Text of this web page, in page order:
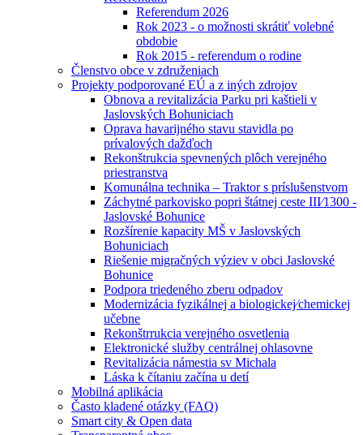
Referendum 2026
Rok 2023 - o možnosti skrátiť volebné
obdobie
Rok 2015 - referendum o rodine
Členstvo obce v združeniach
Projekty podporované EÚ a z iných zdrojov
Obnova a revitalizácia Parku pri kaštieli v
Jaslovských Bohuniciach
Oprava havarijného stavu stavidla po
prívalových dažďoch
Rekonštrukcia spevnených plôch verejného
priestranstva
Komunálna technika – Traktor s príslušenstvom
Záchytné parkovisko popri štátnej ceste III⁄1300 -
Jaslovské Bohunice
Rozšírenie kapacity MŠ v Jaslovských
Bohuniciach
Riešenie migračných výziev v obci Jaslovské
Bohunice
Podpora triedeného zberu odpadov
Modernizácia fyzikálnej a biologickej⁄chemickej
učebne
Rekonštrrukcia verejného osvetlenia
Elektronické služby centrálnej ohlasovne
Revitalizácia námestia sv Michala
Láska k čítaniu začína u detí
Mobilná aplikácia
Často kladené otázky (FAQ)
Smart city & Open data